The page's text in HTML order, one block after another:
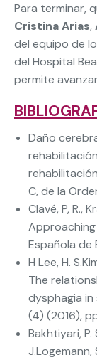
Para terminar,
Cristina Arias,
del equipo de
del Hospital
permite
Daño
C, de la
Clavé, P, R.,
Española de
H Lee, H.
The
dysphagia
(4) (2016),
Bakhtiyari, P.
J.Logemann,